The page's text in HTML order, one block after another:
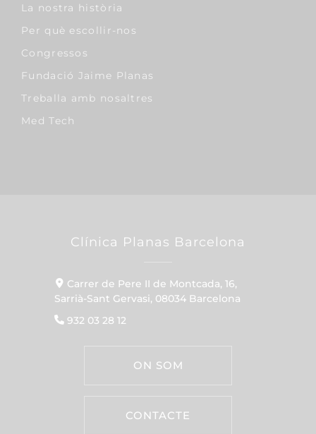
La nostra història
Per què escollir-nos
Congressos
Fundació Jaime Planas
Treballa amb nosaltres
Med Tech
Clínica Planas Barcelona
Carrer de Pere II de Montcada, 16,
Sarrià-Sant Gervasi, 08034 Barcelona
932 03 28 12
ON SOM
CONTACTE